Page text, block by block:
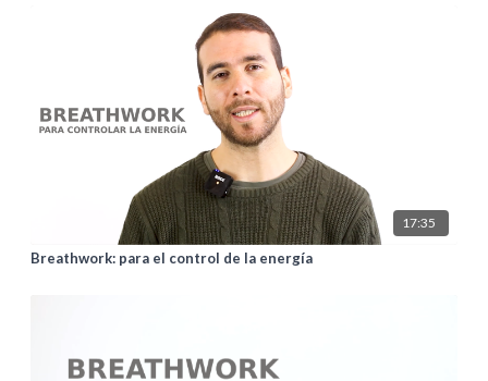
17:35
Breathwork: para el control de la energía